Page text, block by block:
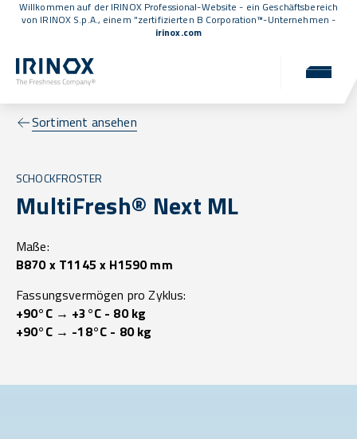
Willkommen auf der IRINOX Professional-Website - ein Geschäftsbereich
von IRINOX S.p.A., einem "zertifizierten B Corporation™-Unternehmen -
irinox.com
Sortiment ansehen
SCHOCKFROSTER
MultiFresh® Next ML
Maße:
B870 x T1145 x H1590 mm
Fassungsvermögen pro Zyklus:
+90°C → +3°C - 80 kg
+90°C → -18°C - 80 kg